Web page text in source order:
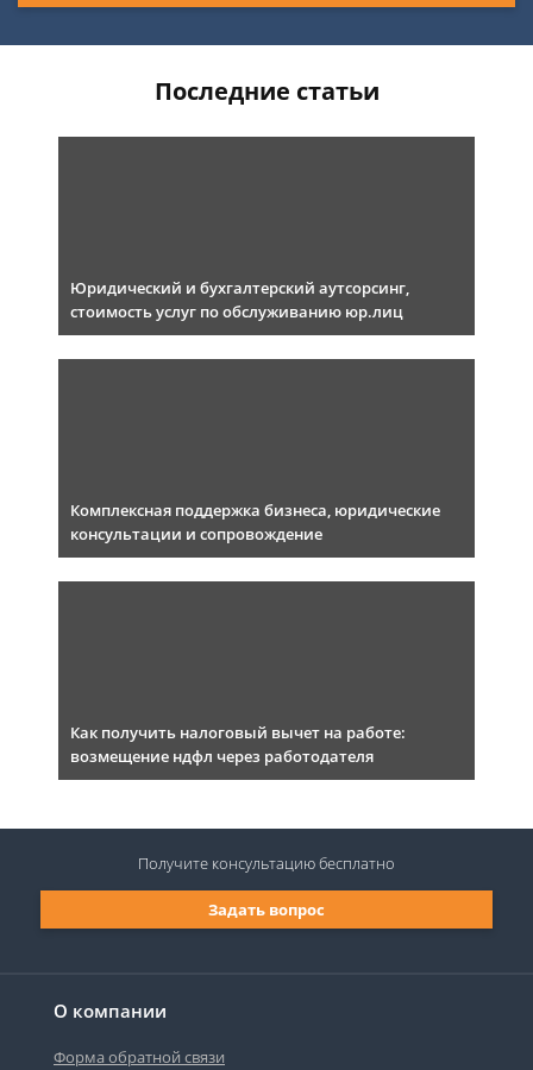
Последние статьи
Юридический и бухгалтерский аутсорсинг,
стоимость услуг по обслуживанию юр.лиц
Комплексная поддержка бизнеса, юридические
консультации и сопровождение
Как получить налоговый вычет на работе:
возмещение ндфл через работодателя
О компании
Форма обратной связи
Задать вопрос
Получите консультациюбесплатно